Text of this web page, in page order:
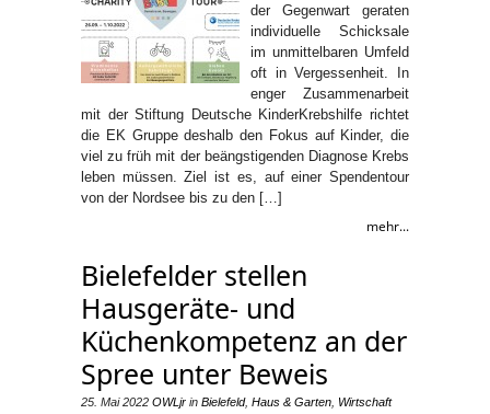
der Gegenwart geraten
individuelle Schicksale
im unmittelbaren Umfeld
oft in Vergessenheit. In
enger Zusammenarbeit
mit der Stiftung Deutsche KinderKrebshilfe richtet
die EK Gruppe deshalb den Fokus auf Kinder, die
viel zu früh mit der beängstigenden Diagnose Krebs
leben müssen. Ziel ist es, auf einer Spendentour
von der Nordsee bis zu den […]
mehr...
Bielefelder stellen
Hausgeräte- und
Küchenkompetenz an der
Spree unter Beweis
25. Mai 2022 OWLjr in Bielefeld, Haus & Garten Wirtschaft